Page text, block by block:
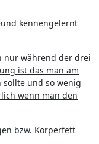
kennengelernt
nur während der drei
ist das man am
sollte und so wenig
wenn man den
bzw. Körperfett